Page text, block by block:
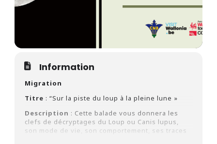
Information
Migration
Titre : “Sur la piste du loup à la pleine lune »
Description : Cette balade vous donnera les
clefs de décryptages du Loup ou Canis lupus,
son mode de vie, son comportement, ses traces